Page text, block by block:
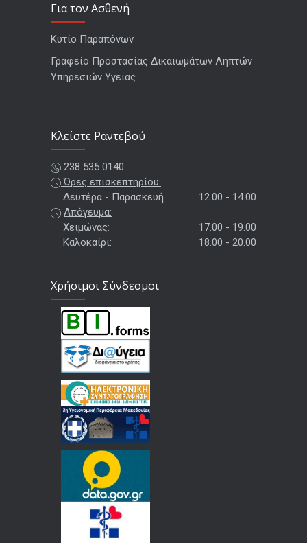
Για τον Ασθενή
Κυτίο Παραπόνων
Γραφείο Προστασίας Δικαιωμάτων Ληπτών
Υπηρεσιών Υγείας
Kλείστε Ραντεβού
238 535 0140
Ώρες επισκεπτηρίου:
Δευτέρα - Παρασκευή
12.00 - 14.00
Απόγευμα:
Χειμώνας:
17.00 - 19.00
Καλοκαίρι:
18.00 - 20.00
Χρήσιμοι Σύνδεσμοι